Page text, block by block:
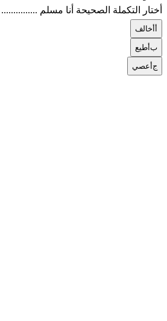
أختار التكملة الصحيحة أنا مسلم ...............
أخالف
بأطيع
جأعصي